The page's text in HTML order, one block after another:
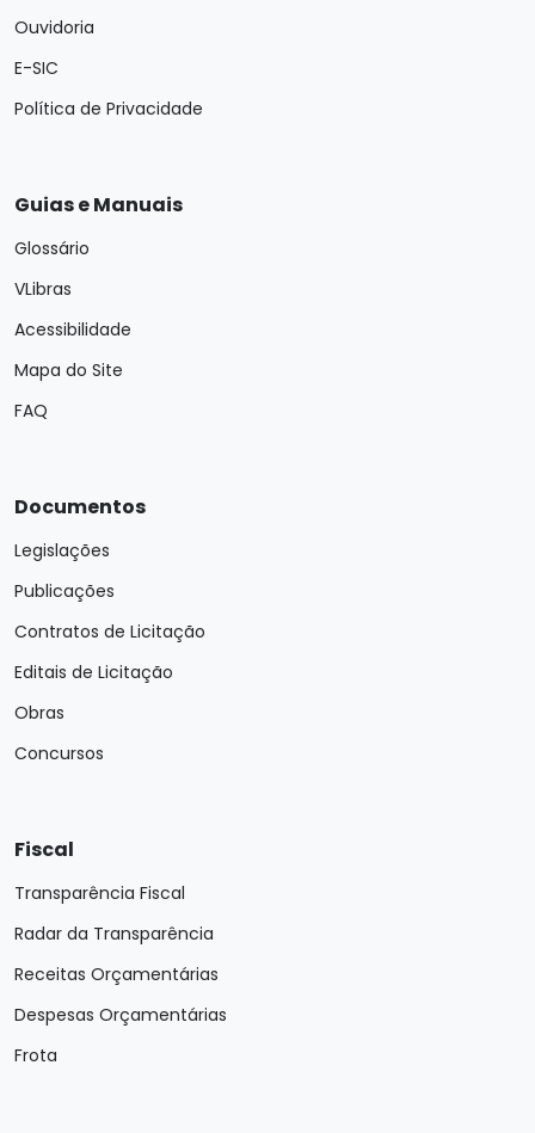
Ouvidoria
E-SIC
Política de Privacidade
Guias e Manuais
Glossário
VLibras
Acessibilidade
Mapa do Site
FAQ
Documentos
Legislações
Publicações
Contratos de Licitação
Editais de Licitação
Obras
Concursos
Fiscal
Transparência Fiscal
Radar da Transparência
Receitas Orçamentárias
Despesas Orçamentárias
Frota